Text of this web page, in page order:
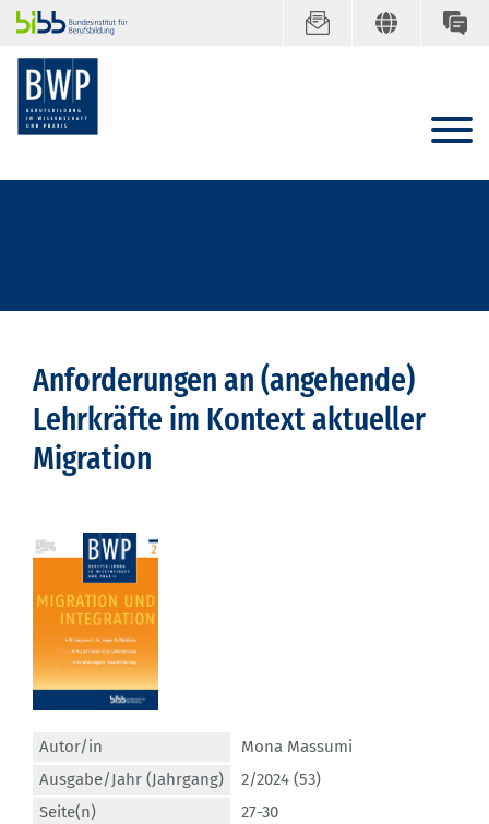
Anforderungen an (angehende)
Lehrkräfte im Kontext aktueller
Migration
Autor/in
Mona Massumi
Ausgabe/Jahr (Jahrgang)
2/2024 (53)
Seite(n)
27-30